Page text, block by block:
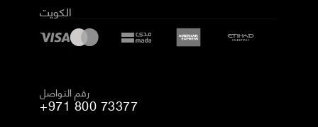
الكويت
رقم التواصل
+971 800 73377